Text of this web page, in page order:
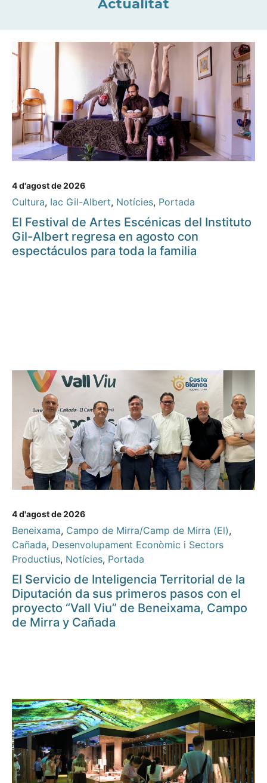
Actualitat
4 d'agost de 2026
Cultura, Iac Gil-Albert, Notícies, Portada
El Festival de Artes Escénicas del Instituto
Gil-Albert regresa en agosto con
espectáculos para toda la familia
4 d'agost de 2026
Beneixama, Campo de Mirra/Camp de Mirra (El),
Cañada, Desenvolupament Econòmic i Sectors
Productius, Notícies, Portada
El Servicio de Inteligencia Territorial de la
Diputación da sus primeros pasos con el
proyecto “Vall Viu” de Beneixama, Campo
de Mirra y Cañada